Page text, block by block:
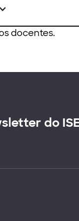
docentes.
do